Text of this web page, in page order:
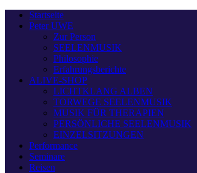
Startseite
Peter UWE
Zur Person
SEELENMUSIK
Philosophie
Erfahrungsberichte
ALIVE-SHOP
LICHTKLANG ALBEN
TORWEGE SEELENMUSIK
MUSIK FÜR THERAPIEN
PERSÖNLICHE SEELENMUSIK
EINZELSITZUNGEN
Performance
Seminare
Reisen